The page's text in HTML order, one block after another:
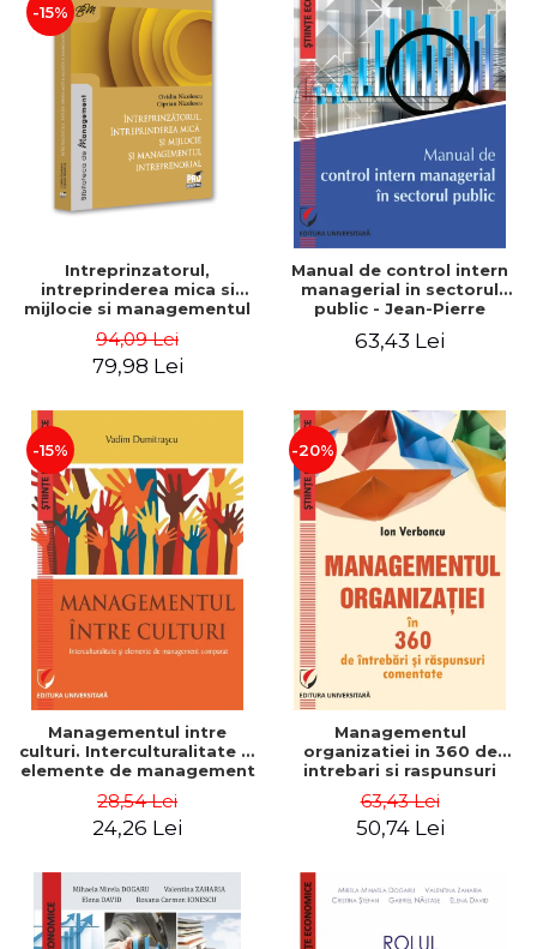
-15%
Intreprinzatorul,
intreprinderea mica si
mijlocie si managementul
Nicolescu, Ciprian
Nicolescu
94,09 Lei
79,98 Lei
Manual de control intern
managerial in sectorul
public - Jean-Pierre
63,43 Lei
-15%
Managementul intre
culturi. Interculturalitate si
elemente de management
Dumitrascu
28,54 Lei
24,26 Lei
-20%
Managementul
organizatiei in 360 de
intrebari si raspunsuri
63,43 Lei
50,74 Lei